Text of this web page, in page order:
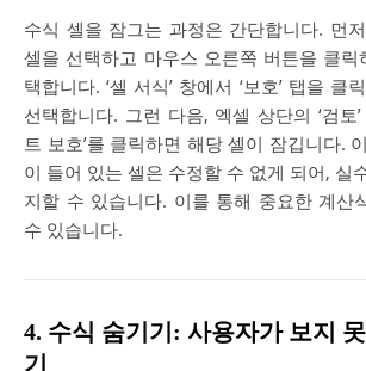
수식 셀을 잠그는 과정은 간단합니다. 먼
셀을 선택하고 마우스 오른쪽 버튼을 클릭
택합니다. ‘셀 서식’ 창에서 ‘보호’ 탭을 클
선택합니다. 그런 다음, 엑셀 상단의 ‘검토
트 보호’를 클릭하면 해당 셀이 잠깁니다.
이 들어 있는 셀은 수정할 수 없게 되어, 실
지할 수 있습니다. 이를 통해 중요한 계산
수 있습니다.
4. 수식 숨기기: 사용자가 보지
기